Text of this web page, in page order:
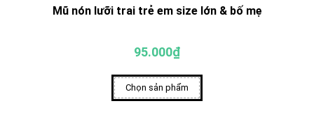
Mũ nón lưỡi trai trẻ em size lớn & bố mẹ
95.000₫
Chọn sản phẩm